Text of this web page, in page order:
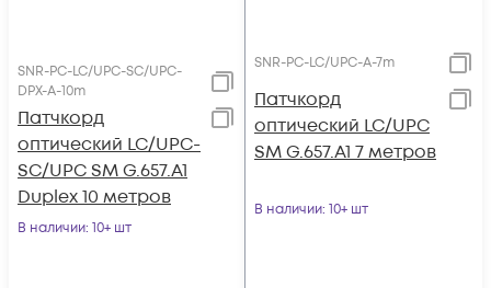
SNR-PC-LC/UPC-SC/UPC-
DPX-A-10m
Патчкорд
оптический LC/UPC-
SC/UPC SM G.657.A1
Duplex 10 метров
В наличии: 10+ шт
SNR-PC-LC/UPC-A-7m
Патчкорд
оптический LC/UPC
SM G.657.A1 7 метров
В наличии: 10+ шт